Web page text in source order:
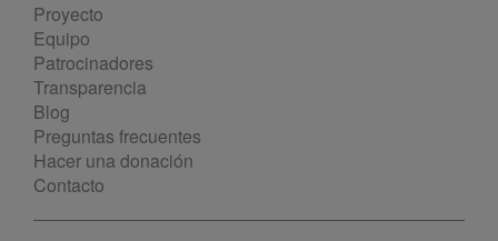
Proyecto
Equipo
Patrocinadores
Transparencia
Blog
Preguntas frecuentes
Hacer una donación
Contacto